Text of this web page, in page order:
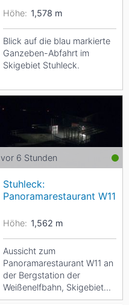
Höhe: 1,578 m
Blick auf die blau markierte
Ganzeben-Abfahrt im
Skigebiet Stuhleck.
vor 6 Stunden
Stuhleck:
Panoramarestaurant W11
Höhe: 1,562 m
Aussicht zum
Panoramarestaurant W11 an
der Bergstation der
Weißenelfbahn, Skigebiet
Stuhleck am Semmering.